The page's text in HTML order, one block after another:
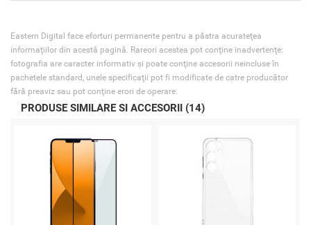
Eastern Digital face eforturi permanente pentru a păstra acurateţea
informaţiilor din acestă pagină. Rareori acestea pot conţine inadvertenţe:
fotografia are caracter informativ şi poate conţine accesorii neincluse în
pachetele standard, unele specificaţii pot fi modificate de catre producător
fără preaviz sau pot conţine erori de operare.
PRODUSE SIMILARE SI ACCESORII (14)